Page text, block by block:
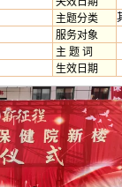
主题分类
服务对象
主 题 词
生效日期